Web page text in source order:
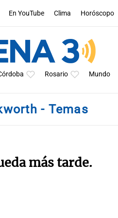
En YouTube Clima Horóscopo
Rosario Mundo
- Temas
más tarde.